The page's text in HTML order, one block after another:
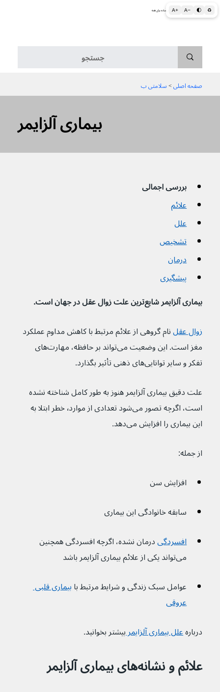
A+ A− 🌓 ♻ اطلاعات پزشکی و بهداشتی به زبان ساده برای همه
صفحه اصلی > سلامتی ب
بیماری آلزایمر
بررسی اجمالی
علائم
علل
تشخیص
درمان
پیشگیری
بیماری آلزایمر شایع‌ترین علت زوال عقل در جهان است.
زوال عقل نام گروهی از علائم مرتبط با کاهش مداوم عملکرد
مغز است. این وضعیت می‌تواند بر حافظه، مهارت‌های
تفکر و سایر توانایی‌های ذهنی تأثیر بگذارد.
علت دقیق بیماری آلزایمر هنوز به طور کامل شناخته نشده
است، اگرچه تصور می‌شود تعدادی از موارد٬ خطر ابتلا به
این بیماری را افزایش می‌دهد.
از جمله:
افزایش سن
سابقه خانوادگی این بیماری
افسردگی درمان نشده، اگرچه افسردگی همچنین
می‌تواند یکی از علائم بیماری آلزایمر باشد
عوامل سبک زندگی و شرایط مرتبط با بیماری قلبی
عروقی
دربارهعلل بیماری آلزایمر بیشتر بخوانید.
علائم و نشانه‌های بیماری آلزایمر